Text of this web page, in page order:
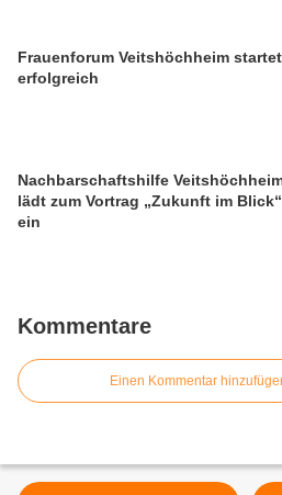
Frauenforum Veitshöchheim startet
erfolgreich
Nachbarschaftshilfe
lädt zum Vortrag „Zukunft im Blick“
ein
Kommentare
Einen Kommentar